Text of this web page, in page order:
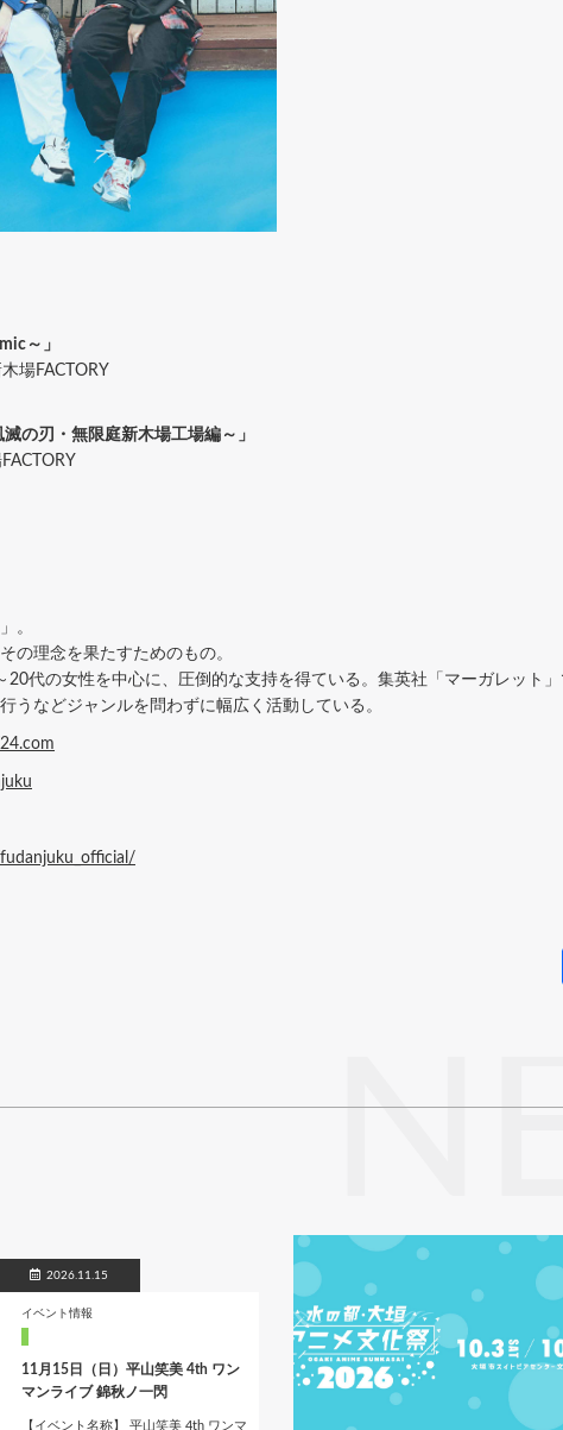
～」
場FACTORY
の刃・無限庭新木場工場編～」
。
の理念を果たすためのもの。
20代の女性を中心に、圧倒的な支持を得ている。集英社「マーガレット
うなどジャンルを問わずに幅広く活動している。
2026.11.15
イベント情報
11月15日（日）平山笑美 4th ワン
マンライブ 錦秋ノ一閃
【イベント名称】 平山笑美 4th ワンマ